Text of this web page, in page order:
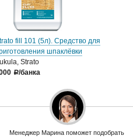
fill 101 (5л). Средство для
шпаклёвки
Strato
a/банка
Менеджер Марина поможет подобрать